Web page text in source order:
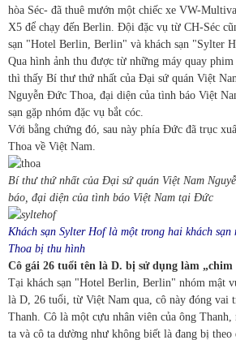
hòa Séc- đã thuê mướn một chiếc xe VW-
X5 để chạy đến Berlin. Đội đặc vụ từ CH-Séc
sạn "Hotel Berlin, Berlin" và khách sạn "Sylter
Qua hình ảnh thu được từ những máy quay phim
thì thấy Bí thư thứ nhất của Đại sứ quán Việt
Nguyễn Đức Thoa, đại diện của tình báo Việt
sạn gặp nhóm đặc vụ bắt cóc.
Với bằng chứng đó, sau này phía Đức đã trục
Thoa về Việt Nam.
Bí thư thứ nhất của Đại sứ quán Việt Nam
báo, đại diện của tình báo Việt Nam tại Đức
Khách sạn Sylter Hof là một trong hai khách
Thoa bị thu hình
Cô gái 26 tuổi tên là D. bị sử dụng làm
Tại khách sạn "Hotel Berlin, Berlin" nhóm mật
là D, 26 tuổi, từ Việt Nam qua, cô này đóng vai
Thanh. Cô là một cựu nhân viên của ông
ta và cô ta dường như không biết là đang bị